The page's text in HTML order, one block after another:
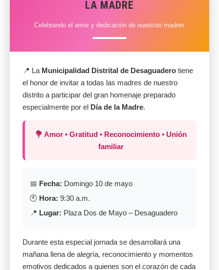
LA MADRE
Celebrando el amor y dedicación de nuestras madres
📍 La Municipalidad Distrital de Desaguadero tiene
el honor de invitar a todas las madres de nuestro
distrito a participar del gran homenaje preparado
especialmente por el Día de la Madre.
💐 Amor • Gratitud • Reconocimiento • Unión
familiar
📅 Fecha: Domingo 10 de mayo
🕙 Hora: 9:30 a.m.
📍 Lugar: Plaza Dos de Mayo – Desaguadero
Durante esta especial jornada se desarrollará una
mañana llena de alegría, reconocimiento y momentos
emotivos dedicados a quienes son el corazón de cada